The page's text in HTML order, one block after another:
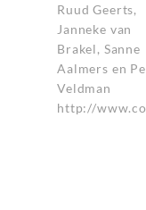
Ruud Geerts,
Janneke van
Brakel, Sanne
Aalmers en
Veldman
http://